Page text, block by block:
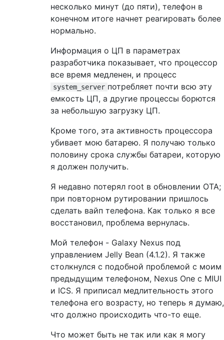
несколько минут (до пяти), телефон в
конечном итоге начнет реагировать более
нормально.
Информация о ЦП в параметрах
разработчика показывает, что процессор
все время медленен, и процесс
system_server потребляет почти всю эту
емкость ЦП, а другие процессы борются
за небольшую загрузку ЦП.
Кроме того, эта активность процессора
убивает мою батарею. Я получаю только
половину срока службы батареи, которую
я должен получить.
Я недавно потерял root в обновлении OTA;
при повторном рутировании пришлось
сделать вайп телефона. Как только я все
восстановил, проблема вернулась.
Мой телефон - Galaxy Nexus под
управлением Jelly Bean (4.1.2). Я также
столкнулся с подобной проблемой с моим
предыдущим телефоном, Nexus One с MIUI
и ICS. Я приписал медлительность этого
телефона его возрасту, но теперь я думаю,
что должно происходить что-то еще.
Что может быть не так или как я могу